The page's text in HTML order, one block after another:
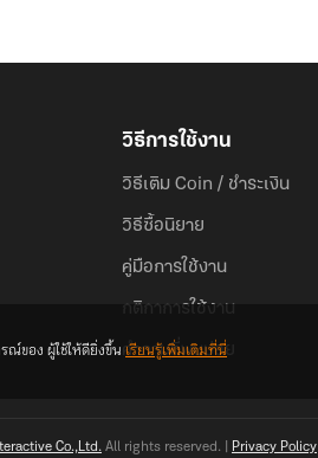
วิธีการใช้งาน
วิธีเติม Coin / ชำระเงิน
วิธีซื้อนิยาย
คู่มือการใช้งาน
กติกาการใช้งาน
คำถามที่พบบ่อย
Co.,Ltd. All rights reserved. | Privacy Policy
ของ ผู้ใช้ให้ดียิ่งขึ้นเรียนรู้เพิ่มเติมที่นี่